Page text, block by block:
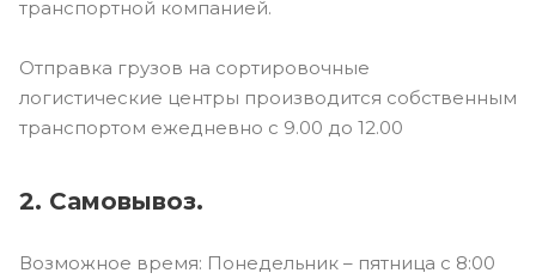
транспортной компанией.
Отправка грузов на сортировочные
логистические центры производится собственным
транспортом ежедневно с 9.00 до 12.00
2. Самовывоз.
Возможное время: Понедельник – пятница с 8:00